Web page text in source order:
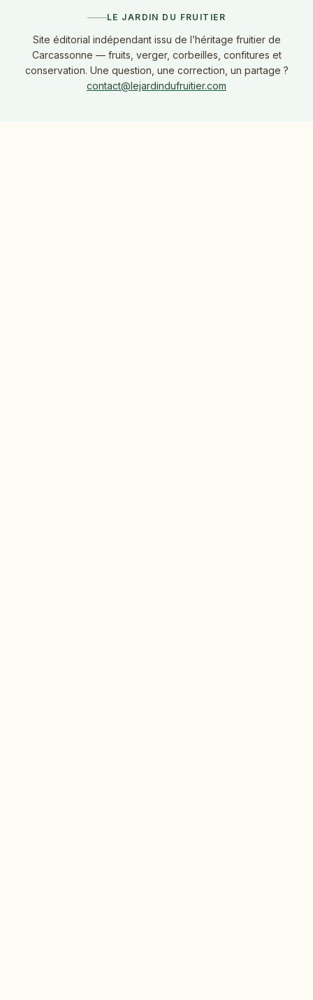
LE JARDIN DU FRUITIER
Site éditorial indépendant issu de l’héritage fruitier de
Carcassonne — fruits, verger, corbeilles, confitures et
conservation. Une question, une correction, un partage ?
contact@lejardindufruitier.com